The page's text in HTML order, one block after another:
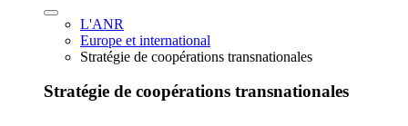
L'ANR
Europe et international
Stratégie de coopérations transnationales
Stratégie de coopérations transnationales